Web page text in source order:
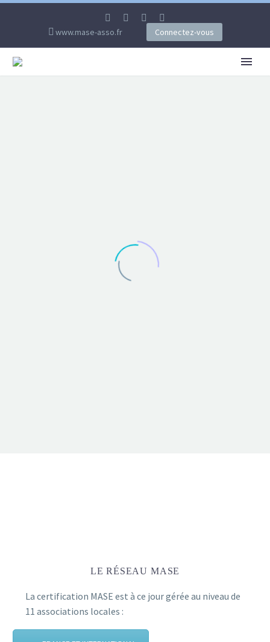
www.mase-asso.fr Connectez-vous
LE RÉSEAU MASE
La certification MASE est à ce jour gérée au niveau de
11 associations locales :